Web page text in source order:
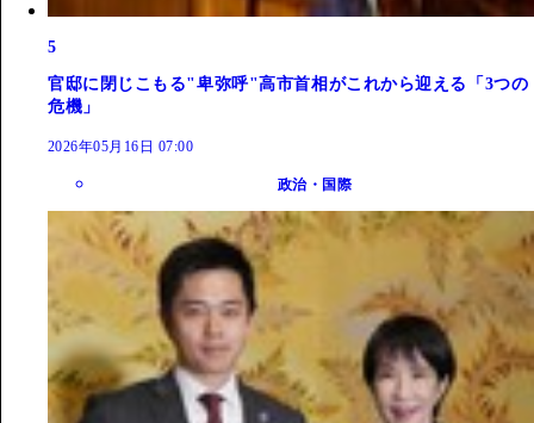
5
官邸に閉じこもる"卑弥呼"高市首相がこれから迎える「3つの
危機」
2026年05月16日 07:00
政治・国際